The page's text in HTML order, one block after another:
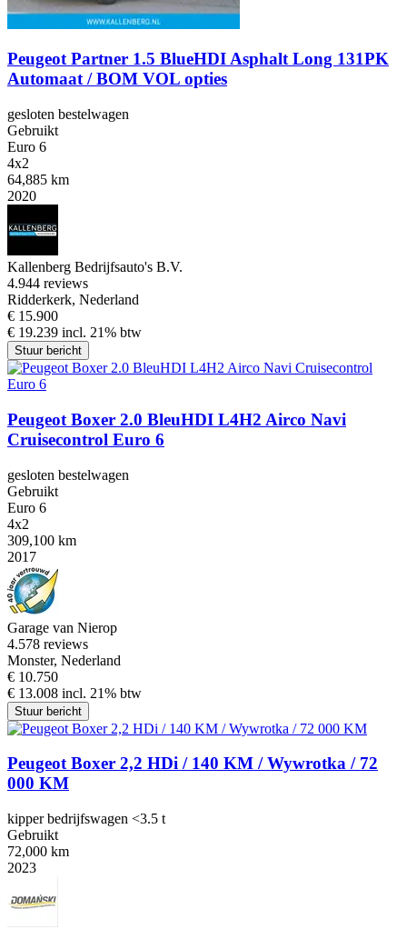
Peugeot Partner 1.5 BlueHDI Asphalt Long 131PK
Automaat / BOM VOL opties
gesloten bestelwagen
Gebruikt
Euro 6
4x2
64,885 km
2020
Kallenberg Bedrijfsauto's B.V.
4.944 reviews
Ridderkerk, Nederland
€ 15.900
€ 19.239 incl. 21% btw
Stuur bericht
Peugeot Boxer 2.0 BleuHDI L4H2 Airco Navi
Cruisecontrol Euro 6
gesloten bestelwagen
Gebruikt
Euro 6
4x2
309,100 km
2017
Garage van Nierop
4.578 reviews
Monster, Nederland
€ 10.750
€ 13.008 incl. 21% btw
Stuur bericht
Peugeot Boxer 2,2 HDi / 140 KM / Wywrotka / 72
000 KM
kipper bedrijfswagen <3.5 t
Gebruikt
72,000 km
2023